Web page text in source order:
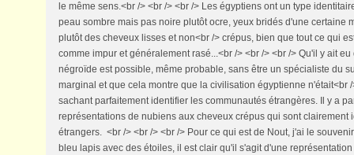
le même sens.<br /> <br /> <br /> Les égyptiens ont un type
peau sombre mais pas noire plutôt ocre, yeux bridés d'une certaine
plutôt des cheveux lisses et non<br /> crépus, bien que tout ce qui
comme impur et généralement rasé...<br /> <br /> <br /> Qu'il y ait
négroïde est possible, même probable, sans être un spécialiste du
marginal et que cela montre que la civilisation égyptienne n'était<br
sachant parfaitement identifier les communautés étrangères. Il y a
représentations de nubiens aux cheveux crépus qui sont clairement
étrangers. <br /> <br /> <br /> Pour ce qui est de Nout, j'ai le
bleu lapis avec des étoiles, il est clair qu'il s'agit d'une